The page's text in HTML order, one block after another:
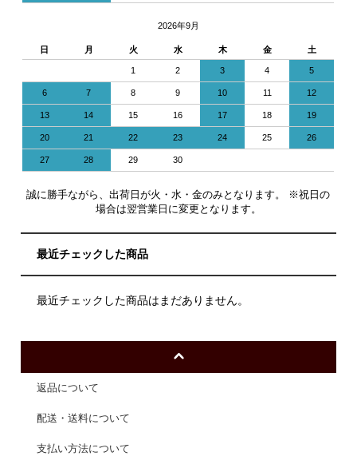
2026年9月
日 月 火 水 木 金 土
1 2 3 4 5
6 7 8 9 10 11 12
13 14 15 16 17 18 19
20 21 22 23 24 25 26
27 28 29 30
誠に勝手ながら、出荷日が火・水・金のみとなります。 ※祝日の
場合は翌営業日に変更となります。
最近チェックした商品
最近チェックした商品はまだありません。
返品について
配送・送料について
支払い方法について